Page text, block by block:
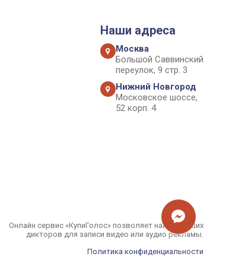
Наши адреса
Москва
Большой Саввинский
переулок, 9 стр. 3
Нижний Новгород
Московское шоссе,
52 корп. 4
Онлайн сервис «КупиГолос» позволяет найти лучших
дикторов для записи видео или аудио рекламы.
Политика конфиденциальности